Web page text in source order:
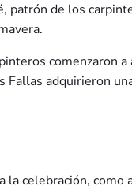
patrón de los
comenzaron
adquirieron
celebración,